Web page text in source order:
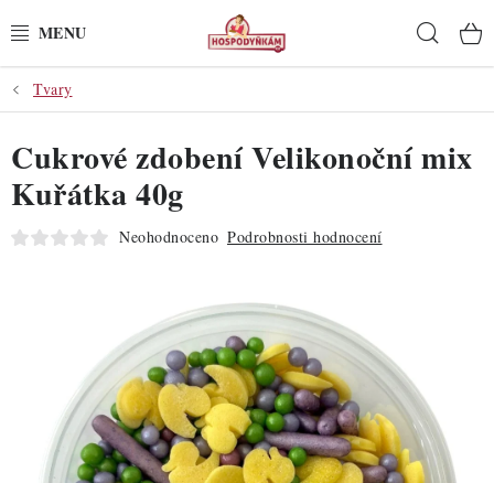
na
POTŘEBY
POMŮCKY
SUROVINY
DO KUCHYNĚ
POCHUTINY
Tvary
Cukrové zdobení Velikonoční mix
Kuřátka 40g
Neohodnoceno Podrobnosti hodnocení